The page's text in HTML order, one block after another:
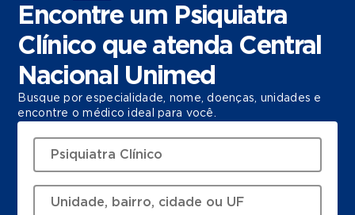
Encontre um Psiquiatra
Clínico que atenda Central
Nacional Unimed
Busque por especialidade, nome, doenças, unidades e
encontre o médico ideal para você.